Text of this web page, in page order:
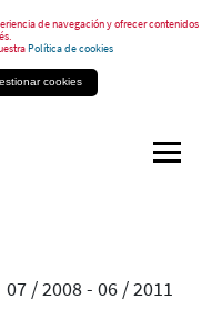
de navegación y ofrecer contenidos
Política de cookies
cookies
07 / 2008 - 06 / 2011